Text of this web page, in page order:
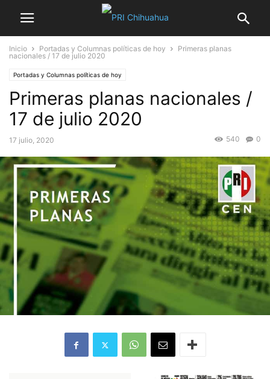
Inicio Portadas y Columnas políticas de hoy
Primeras planas
nacionales / 17 de julio 2020
Portadas y Columnas políticas de hoy
Primeras planas nacionales /
17 de julio 2020
17 julio, 2020 0
540